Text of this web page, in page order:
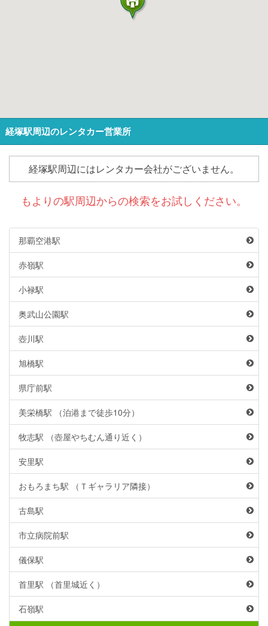
経塚駅周辺のレンタカー営業所
経塚駅周辺にはレンタカー会社がございません。
もよりの駅周辺からの検索をお試しください。
那覇空港駅
赤嶺駅
小禄駅
奥武山公園駅
壺川駅
旭橋駅
県庁前駅
美栄橋駅 （泊港まで徒歩10分）
牧志駅 （壺屋やちむん通り近く）
安里駅
おもろまち駅 （Ｔギャラリア隣接）
古島駅
市立病院前駅
儀保駅
首里駅 （首里城近く）
石嶺駅